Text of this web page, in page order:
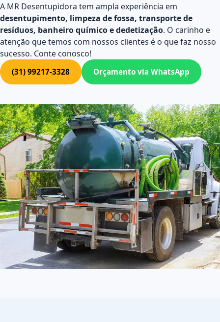
A MR Desentupidora tem ampla experiência em
desentupimento, limpeza de fossa, transporte de
resíduos, banheiro químico e dedetização. O carinho e
atenção que temos com nossos clientes é o que faz nosso
sucesso. Conte conosco!
(31) 99217-3328 Orçamento via WhatsApp